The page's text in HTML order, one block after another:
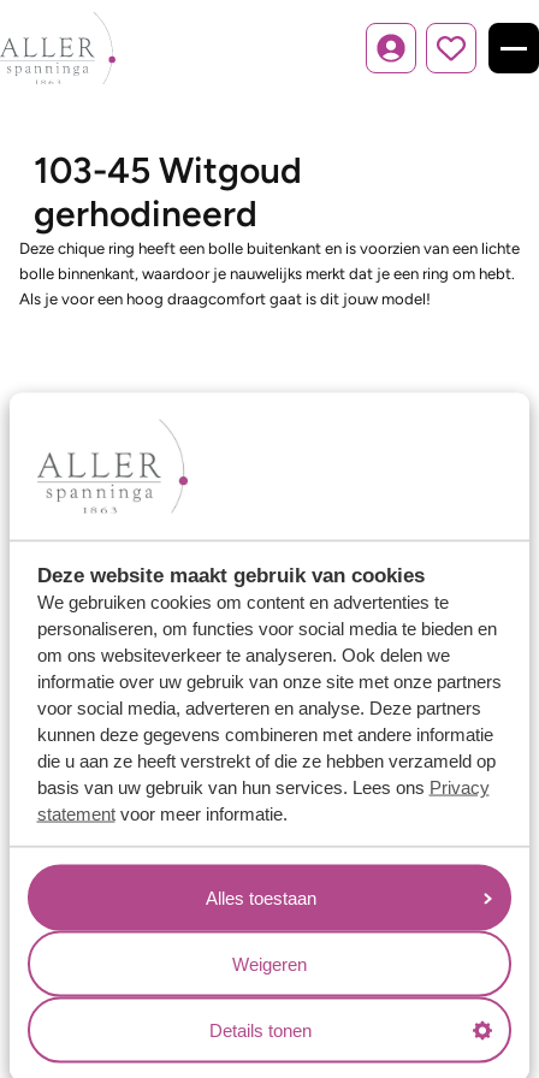
Deze website maakt gebruik van cookies
We gebruiken cookies om content en advertenties te
personaliseren, om functies voor social media te bieden en
om ons websiteverkeer te analyseren. Ook delen we
informatie over uw gebruik van onze site met onze partners
voor social media, adverteren en analyse. Deze partners
kunnen deze gegevens combineren met andere informatie
die u aan ze heeft verstrekt of die ze hebben verzameld op
basis van uw gebruik van hun services. Lees ons Privacy
statementvoor meer informatie.
Alles toestaan
Weigeren
Details tonen
Inloggen
103-45 Witgoud
gerhodineerd
Deze chique ring heeft een bolle buitenkant en is voorzien van een lichte
bolle binnenkant, waardoor je nauwelijks merkt dat je een ring om hebt.
Als je voor een hoog draagcomfort gaat is dit jouw model!
Ons aanbod
Trouwringen
Memoireringen
Verlovingsringen
Vriendschapsringen
Over ons
Aller Spanninga
Historie
Certificaten
Blogs
Jouw voordelen
Conflictvrije Materialen
Oneindig veel mogelijkheden
Kwaliteit
Juweliers & Contact